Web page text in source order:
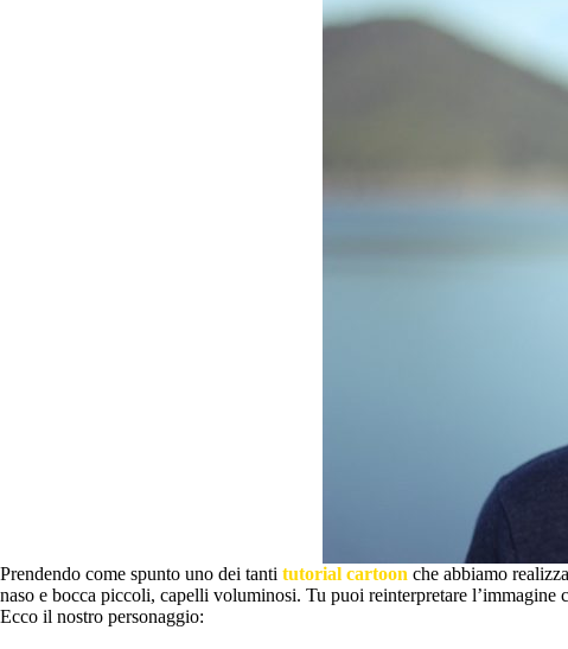
Prendendo come spunto uno dei tanti tutorial cartoon che abbiamo
naso e bocca piccoli, capelli voluminosi. Tu puoi reinterpretare
Ecco il nostro personaggio: